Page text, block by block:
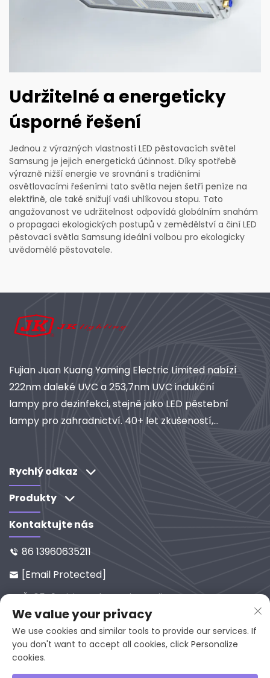
Udržitelné a energeticky
úsporné řešení
Jednou z výrazných vlastností LED pěstovacích světel
Samsung je jejich energetická účinnost. Díky spotřebě
výrazně nižší energie ve srovnání s tradičními
osvětlovacími řešeními tato světla nejen šetří peníze na
elektřině, ale také snižují vaši uhlíkovou stopu. Tato
angažovanost ve udržitelnost odpovídá globálním snahám
o propagaci ekologických postupů v zemědělství a činí LED
pěstovací světla Samsung ideální volbou pro ekologicky
uvědomělé pěstovatele.
Fujian Juan Kuang Yaming Electric Limited nabízí
222nm daleké UVC a 253,7nm UVC indukční
lampy pro dezinfekci, stejně jako LED pěstební
lampy pro zahradnictví. 40+ let zkušeností,
Objevte naše řešení založené na výzkumu a
vývoji.
Rychlý odkaz
Produkty
Kontaktujte nás
 86 13960635211
 [email Protected]
Č. 65-9, Xixi Road, Yanping, Fujia
N, 353001, Čína
Autorské právo © 2025 společnosti Fujian Juan
We value your privacy
We use cookies and similar tools to provide our services. If
you don't want to accept all cookies, click Personalize
cookies.